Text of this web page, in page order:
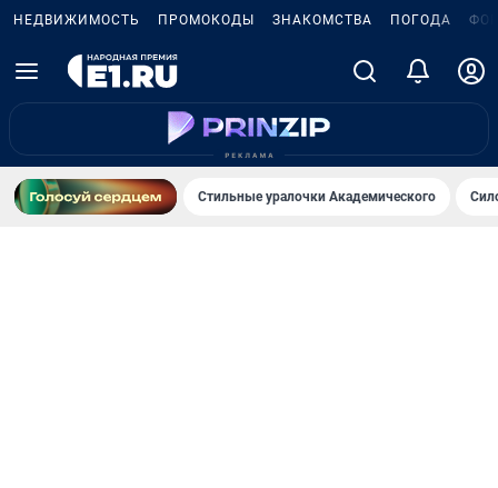
НЕДВИЖИМОСТЬ ПРОМОКОДЫ ЗНАКОМСТВА ПОГОДА
Стильные уралочки Академического